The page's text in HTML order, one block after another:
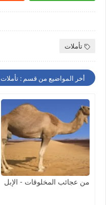
تأملات
أخر المواضيع من قسم : تأملات
من عجائب المخلوقات - الإبل